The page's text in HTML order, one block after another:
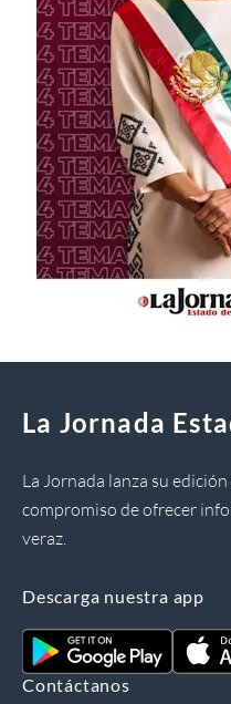
La Jornada
La Jornada lanza su
compromiso de ofrecer
veraz.
Descarga nuestra app
Contáctanos